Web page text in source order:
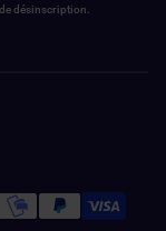
désinscription.